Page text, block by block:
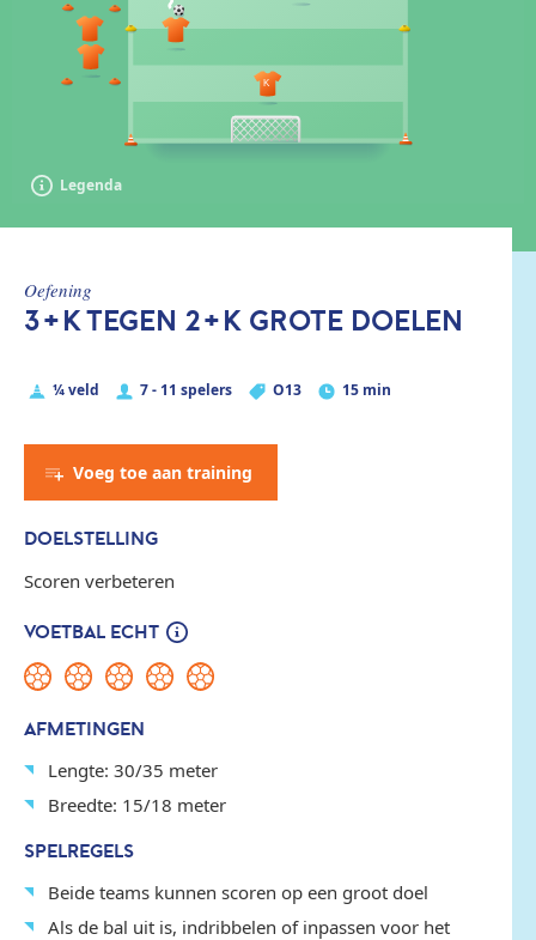
oefening
3+K TEGEN 2+K GROTE DOELEN
¼ veld 7 - 11 spelers O13 15 min
Voeg toe aan training
DOELSTELLING
Scoren verbeteren
VOETBAL ECHT
AFMETINGEN
Lengte: 30/35 meter
Breedte: 15/18 meter
SPELREGELS
Beide teams kunnen scoren op een groot doel
Als de bal uit is, indribbelen of inpassen voor het
Legenda